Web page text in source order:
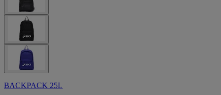
BACKPACK 25L